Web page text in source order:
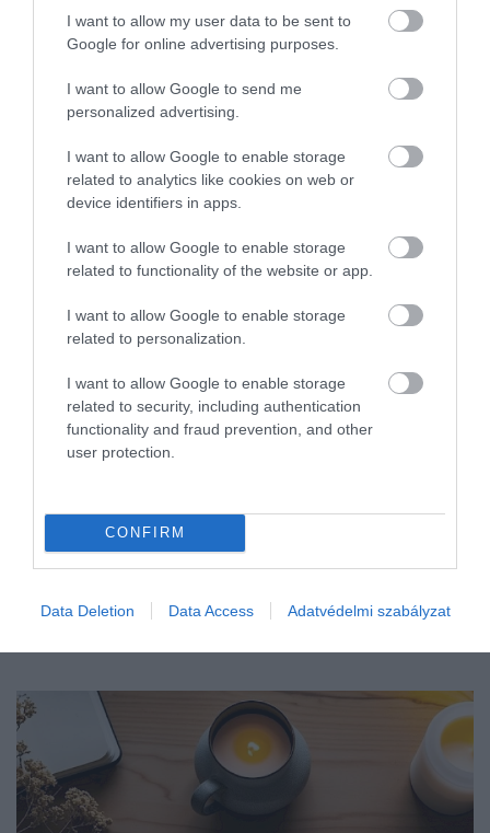
I want to allow my user data to be sent to
Google for online advertising purposes.
I want to allow Google to send me
personalized advertising.
I want to allow Google to enable storage
related to analytics like cookies on web or
device identifiers in apps.
I want to allow Google to enable storage
related to functionality of the website or app.
I want to allow Google to enable storage
related to personalization.
I want to allow Google to enable storage
related to security, including authentication
functionality and fraud prevention, and other
user protection.
CONFIRM
Data Deletion Data Access Adatvédelmi szabályzat
Az egészségromlást gyakran hirtelen
esetben nincs éles határvonal. A változás
lassan, szinte észrevétlenül indul el, és
tapasztalatokra és kutatásokra épülő
összefoglaló szerint a…
10 látszólag ártalmatlan
hétköznapi szokás, amitől…
OLÁH-BEBESI BORBÁLA